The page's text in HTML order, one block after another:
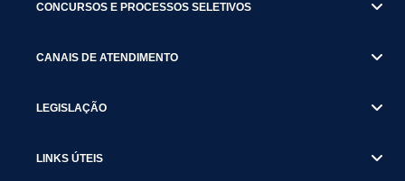
CONCURSOS E PROCESSOS SELETIVOS
CANAIS DE ATENDIMENTO
LEGISLAÇÃO
LINKS ÚTEIS